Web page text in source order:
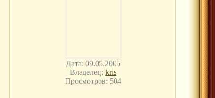
Дата: 09.05.2005
Владелец: kris
Просмотров: 504